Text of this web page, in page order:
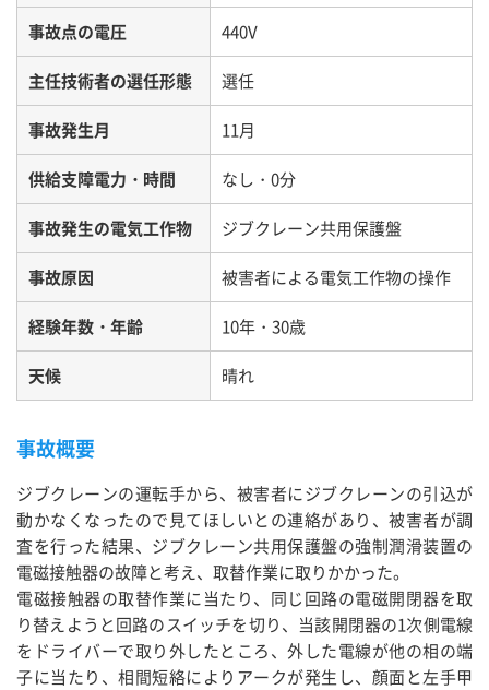
事故点の電圧 440V
主任技術者の選任形態 選任
事故発生月 11月
供給支障電力・時間 なし・0分
事故発生の電気工作物 ジブクレーン共用保護盤
事故原因 被害者による電気工作物の操作
経験年数・年齢 10年・30歳
天候 晴れ
事故概要
ジブクレーンの運転手から、被害者にジブクレーンの引込が
動かなくなったので見てほしいとの連絡があり、被害者が調
査を行った結果、ジブクレーン共用保護盤の強制潤滑装置の
電磁接触器の故障と考え、取替作業に取りかかった。
電磁接触器の取替作業に当たり、同じ回路の電磁開閉器を取
り替えようと回路のスイッチを切り、当該開閉器の1次側電線
をドライバーで取り外したところ、外した電線が他の相の端
子に当たり、相間短絡によりアークが発生し、顔面と左手甲